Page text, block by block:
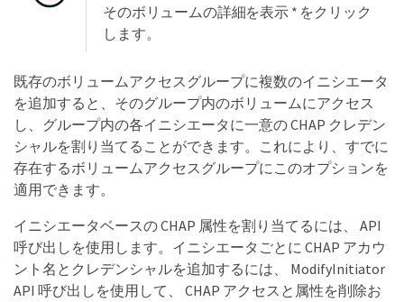
そのボリュームの詳細を表示 * をクリック
します。
既存のボリュームアクセスグループに複数のイニシエータ
を追加すると、そのグループ内のボリュームにアクセス
し、グループ内の各イニシエータに一意の CHAP クレデン
シャルを割り当てることができます。これにより、すでに
存在するボリュームアクセスグループにこのオプションを
適用できます。
イニシエータベースの CHAP 属性を割り当てるには、 API
呼び出しを使用します。イニシエータごとに CHAP アカウ
ント名とクレデンシャルを追加するには、 ModifyInitiator
API 呼び出しを使用して、 CHAP アクセスと属性を削除お